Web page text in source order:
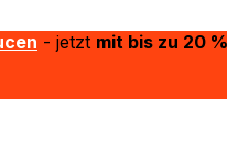
- jetzt mit bis zu 20 %